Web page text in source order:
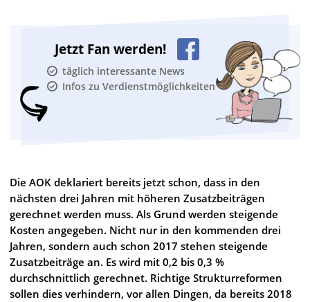
Jetzt Fan werden!
täglich interessante News
Infos zu Verdienstmöglichkeiten
Die AOK deklariert bereits jetzt schon, dass in den
nächsten drei Jahren mit höheren Zusatzbeiträgen
gerechnet werden muss. Als Grund werden steigende
Kosten angegeben. Nicht nur in den kommenden drei
Jahren, sondern auch schon 2017 stehen steigende
Zusatzbeiträge an. Es wird mit 0,2 bis 0,3 %
durchschnittlich gerechnet. Richtige Strukturreformen
sollen dies verhindern, vor allen Dingen, da bereits 2018